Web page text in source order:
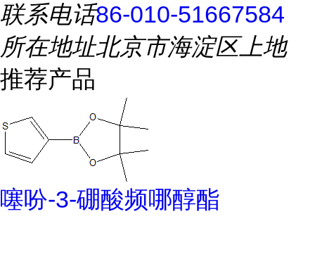
联系电话86-010-51667584
所在地址北京市海淀区上地
推荐产品
噻吩-3-硼酸频哪醇酯